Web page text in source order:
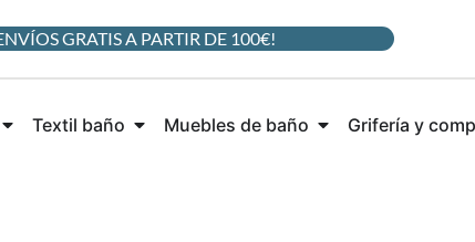
¡ENVÍOS GRATIS A PARTIR DE 100€!
Textil baño Muebles de baño Grifería y